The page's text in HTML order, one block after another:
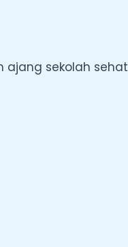
ajang sekolah sehat